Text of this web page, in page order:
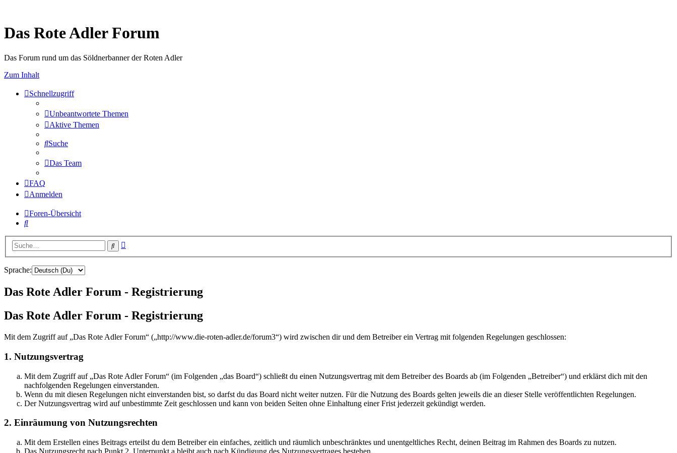
Das Rote Adler Forum
Das Forum rund um das Söldnerbanner der Roten Adler
Zum Inhalt
Schnellzugriff
Unbeantwortete Themen
Aktive Themen
Suche
Das Team
FAQ
Anmelden
Foren-Übersicht
Suche
Suche
Sprache:
Das Rote Adler Forum - Registrierung
Das Rote Adler Forum - Registrierung
Mit dem Zugriff auf „Das Rote Adler Forum“ („http://www.die-roten-adler.de/forum3“) wird zwischen dir und dem Betreiber ein Vertrag mit folgenden Regelungen geschlossen:
1. Nutzungsvertrag
Mit dem Zugriff auf „Das Rote Adler Forum“ (im Folgenden „das Board“) schließt du einen Nutzungsvertrag mit dem Betreiber des Boards ab (im Folgenden „Betreiber“) und erklärst dich mit den
nachfolgenden Regelungen einverstanden.
Wenn du mit diesen Regelungen nicht einverstanden bist, so darfst du das Board nicht weiter nutzen. Für die Nutzung des Boards gelten jeweils die an dieser Stelle veröffentlichten Regelungen.
Der Nutzungsvertrag wird auf unbestimmte Zeit geschlossen und kann von beiden Seiten ohne Einhaltung einer Frist jederzeit gekündigt werden.
2. Einräumung von Nutzungsrechten
Mit dem Erstellen eines Beitrags erteilst du dem Betreiber ein einfaches, zeitlich und räumlich unbeschränktes und unentgeltliches Recht, deinen Beitrag im Rahmen des Boards zu nutzen.
Das Nutzungsrecht nach Punkt 2, Unterpunkt a bleibt auch nach Kündigung des Nutzungsvertrages bestehen.